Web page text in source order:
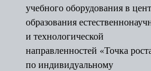
учебного оборудования в
образования
и технологической
направленностей «Точка
по индивидуальному